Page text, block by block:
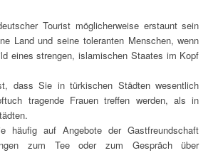
Tourist möglicherweise erstaunt sein
Land und seine toleranten Menschen, wenn
eines strengen, islamischen Staates im Kopf
dass Sie in türkischen Städten wesentlich
tragende Frauen treffen werden, als in
häufig auf Angebote der Gastfreundschaft
zum Tee oder zum Gespräch über